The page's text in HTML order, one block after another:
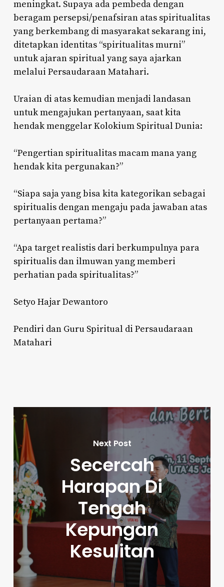
meningkat. Supaya ada pembeda dengan
beragam persepsi/penafsiran atas spiritualitas
yang berkembang di masyarakat sekarang ini,
ditetapkan identitas “spiritualitas murni”
untuk ajaran spiritual yang saya ajarkan
melalui Persaudaraan Matahari.
Uraian di atas kemudian menjadi landasan
untuk mengajukan pertanyaan, saat kita
hendak menggelar Kolokium Spiritual Dunia:
“Pengertian spiritualitas macam mana yang
hendak kita pergunakan?”
“Siapa saja yang bisa kita kategorikan sebagai
spiritualis dengan mengaju pada jawaban atas
pertanyaan pertama?”
“Apa target realistis dari berkumpulnya para
spiritualis dan ilmuwan yang memberi
perhatian pada spiritualitas?”
Setyo Hajar Dewantoro
Pendiri dan Guru Spiritual di Persaudaraan
Matahari
Next Post
Secercah
Harapan Di
Tengah
Kepungan
Kesulitan